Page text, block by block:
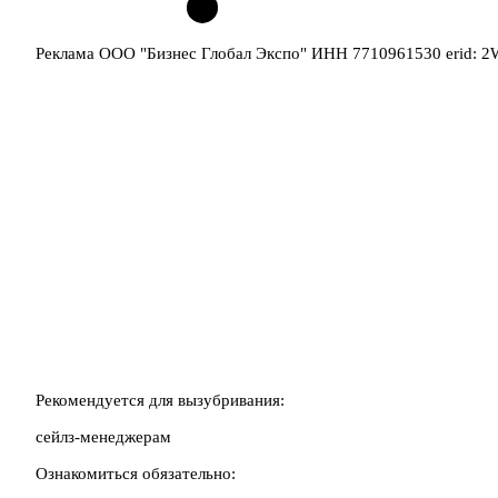
Реклама ООО "Бизнес Глобал Экспо" ИНН 7710961530 erid:
Рекомендуется для вызубривания:
сейлз-менеджерам
Ознакомиться обязательно: